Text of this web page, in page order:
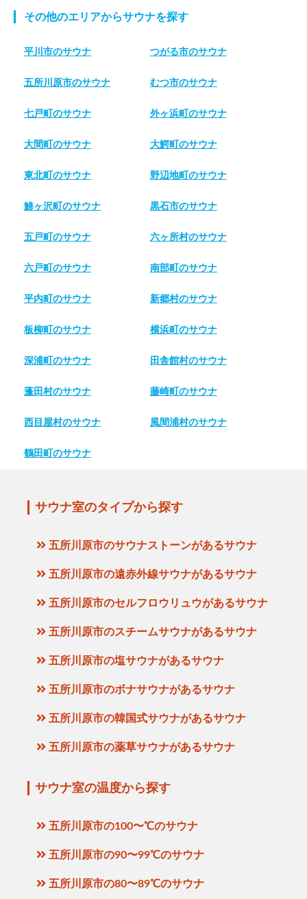
その他のエリアからサウナを探す
平川市のサウナ つがる市のサウナ
五所川原市のサウナ むつ市のサウナ
七戸町のサウナ 外ヶ浜町のサウナ
大間町のサウナ 大鰐町のサウナ
東北町のサウナ 野辺地町のサウナ
鯵ヶ沢町のサウナ 黒石市のサウナ
五戸町のサウナ 六ヶ所村のサウナ
六戸町のサウナ 南部町のサウナ
平内町のサウナ 新郷村のサウナ
板柳町のサウナ 横浜町のサウナ
深浦町のサウナ 田舎館村のサウナ
蓬田村のサウナ 藤崎町のサウナ
西目屋村のサウナ 風間浦村のサウナ
鶴田町のサウナ
サウナ室のタイプから探す
五所川原市のサウナストーンがあるサウナ
五所川原市の遠赤外線サウナがあるサウナ
五所川原市のセルフロウリュウがあるサウナ
五所川原市のスチームサウナがあるサウナ
五所川原市の塩サウナがあるサウナ
五所川原市のボナサウナがあるサウナ
五所川原市の韓国式サウナがあるサウナ
五所川原市の薬草サウナがあるサウナ
サウナ室の温度から探す
五所川原市の100〜℃のサウナ
五所川原市の90〜99℃のサウナ
五所川原市の80〜89℃のサウナ